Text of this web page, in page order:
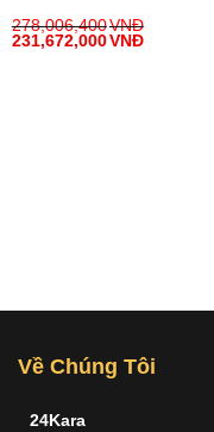
278,006,400VNĐ
231,672,000VNĐ
Về Chúng Tôi
24Kara